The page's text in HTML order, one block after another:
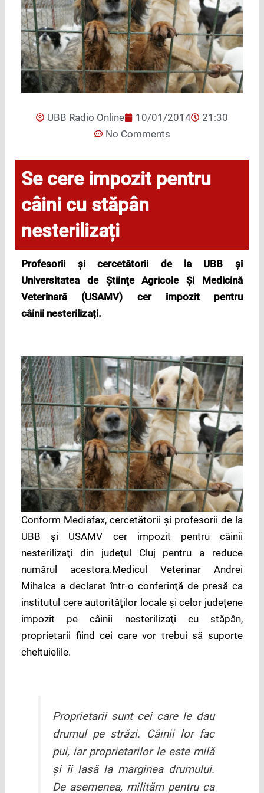
UBB Radio Online 10/01/2014
21:30
No Comments
Se cere impozit pentru
câini cu stăpân
nesterilizați
Profesorii şi cercetătorii de la UBB şi
Universitatea de Ştiinţe Agricole Şi Medicină
Veterinară (USAMV) cer impozit pentru
câinii nesterilizați.
Conform Mediafax, cercetătorii şi profesorii de la
UBB şi USAMV cer impozit pentru câinii
nesterilizaţi din judeţul Cluj pentru a reduce
numărul acestora.Medicul Veterinar Andrei
Mihalca a declarat într-o conferinţă de presă ca
institutul cere autorităţilor locale şi celor judeţene
impozit pe câinii nesterilizaţi cu stăpân,
proprietarii fiind cei care vor trebui să suporte
cheltuielile.
Proprietarii sunt cei care le dau
drumul pe străzi. Câinii lor fac
pui, iar proprietarilor le este milă
şi îi lasă la marginea drumului.
De asemenea, milităm pentru ca